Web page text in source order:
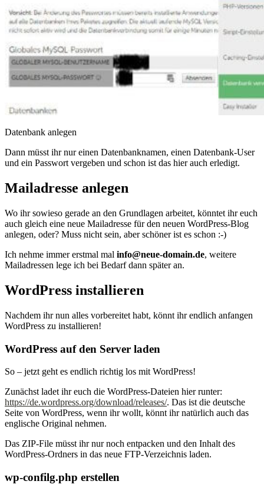
Datenbank anlegen
Dann müsst ihr nur einen Datenbanknamen, einen Datenbank-User
und ein Passwort vergeben und schon ist das hier auch erledigt.
Mailadresse anlegen
Wo ihr sowieso gerade an den Grundlagen arbeitet, könntet ihr euch
auch gleich eine neue Mailadresse für den neuen WordPress-Blog
anlegen, oder? Muss nicht sein, aber schöner ist es schon :-)
Ich nehme immer erstmal mal info@neue-domain.de, weitere
Mailadressen lege ich bei Bedarf dann später an.
WordPress installieren
Nachdem ihr nun alles vorbereitet habt, könnt ihr endlich anfangen
WordPress zu installieren!
WordPress auf den Server laden
So – jetzt geht es endlich richtig los mit WordPress!
Zunächst ladet ihr euch die WordPress-Dateien hier runter:
https://de.wordpress.org/download/releases/. Das ist die deutsche
Seite von WordPress, wenn ihr wollt, könnt ihr natürlich auch das
englische Original nehmen.
Das ZIP-File müsst ihr nur noch entpacken und den Inhalt des
WordPress-Ordners in das neue FTP-Verzeichnis laden.
wp-confilg.php erstellen